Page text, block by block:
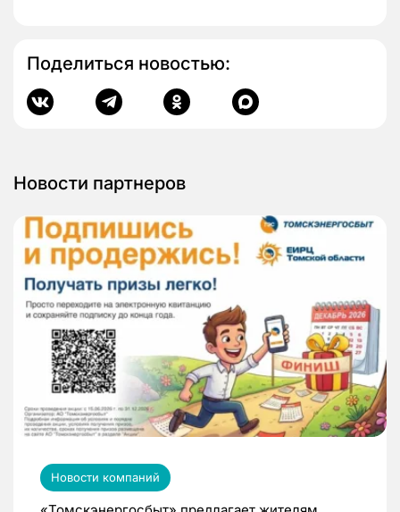
Поделиться новостью:
Новости партнеров
Новости компаний